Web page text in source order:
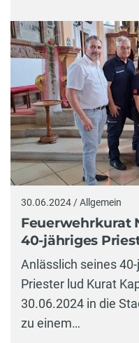
30.06.2024 / Allgemein
Feuerwehrkurat
40-jähriges
Anlässlich seines
Priester lud Kurat
30.06.2024 in die
zu einem…